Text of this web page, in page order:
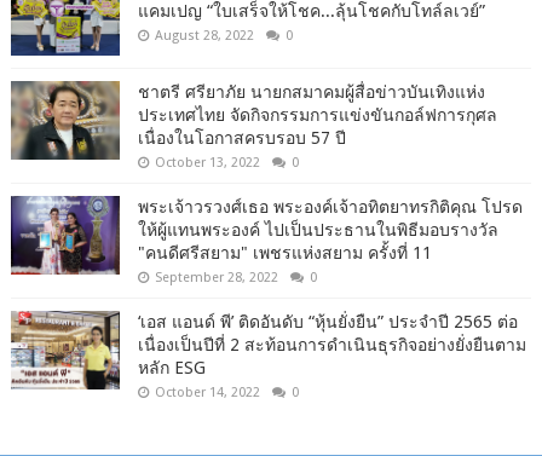
แคมเปญ “ใบเสร็จให้โชค...ลุ้นโชคกับโทล์ลเวย์”
August 28, 2022 0
ชาตรี​ ศรียาภัย​ นายกสมาคม​ผู้​สื่อข่าว​บันเทิง​แห่ง​
ประเทศไทย​ จัดกิจกรรม​การแข่งขัน​กอล์ฟ​การ​กุศล​
เนื่อง​ใน​โอกาสครบรอบ​ 57​ ปี
October 13, 2022 0
พระเจ้าวรวงศ์เธอ พระองค์เจ้าอทิตยาทรกิติคุณ โปรด
ให้ผู้แทนพระองค์ ไปเป็นประธานในพิธีมอบรางวัล
"คนดีศรีสยาม" เพชรแห่งสยาม ครั้งที่ 11
September 28, 2022 0
‘เอส แอนด์ พี’ ติดอันดับ “หุ้นยั่งยืน” ประจำปี 2565 ต่อ
เนื่องเป็นปีที่ 2 สะท้อนการดำเนินธุรกิจอย่างยั่งยืนตาม
หลัก ESG
October 14, 2022 0